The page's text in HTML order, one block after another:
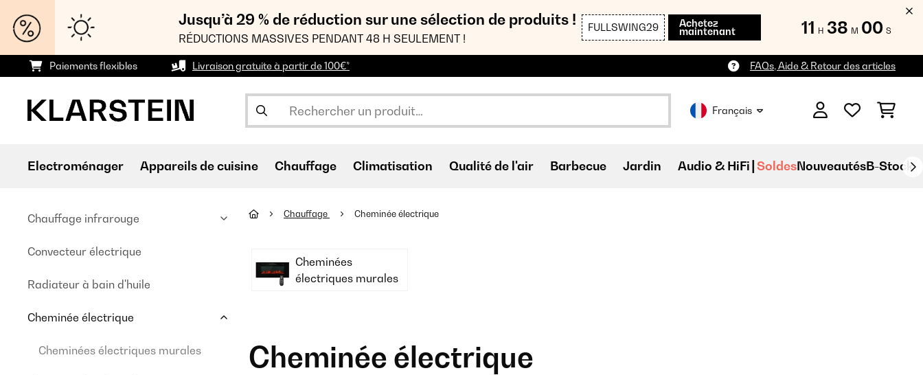
Jusqu’à 29 % de réduction sur une sélection de produits !
RÉDUCTIONS MASSIVES PENDANT 48 H SEULEMENT !
FULLSWING29 Achetez
maintenant 11 H 37 M 59 S
Paiements flexibles Livraison gratuite à partir de 100€* FAQs, Aide & Retour des articles
Français
Electroménager Appareils de cuisine Chauffage Climatisation Qualité de l'air Barbecue Jardin Audio & HiFi SoldesNouveautésB-Stock
Chauffage infrarouge
Convecteur électrique
Radiateur à bain d'huile
Cheminée électrique
Cheminées électriques murales
Chauffage Cheminée électrique
Cheminées
électriques murales
Cheminée électrique